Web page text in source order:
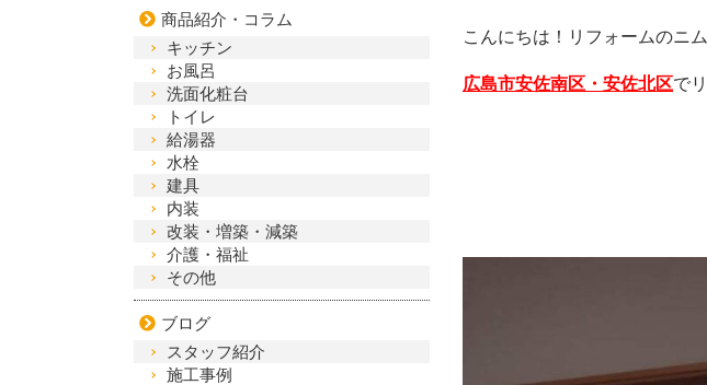
こんにちは！リフォームのニ
広島市安佐南区・安佐北区で
商品紹介・コラム
キッチン
お風呂
洗面化粧台
トイレ
給湯器
水栓
建具
内装
改装・増築・減築
介護・福祉
その他
ブログ
スタッフ紹介
施工事例